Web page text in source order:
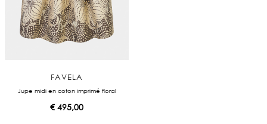
FAVELA
Jupe midi en coton imprimé floral
€495,00